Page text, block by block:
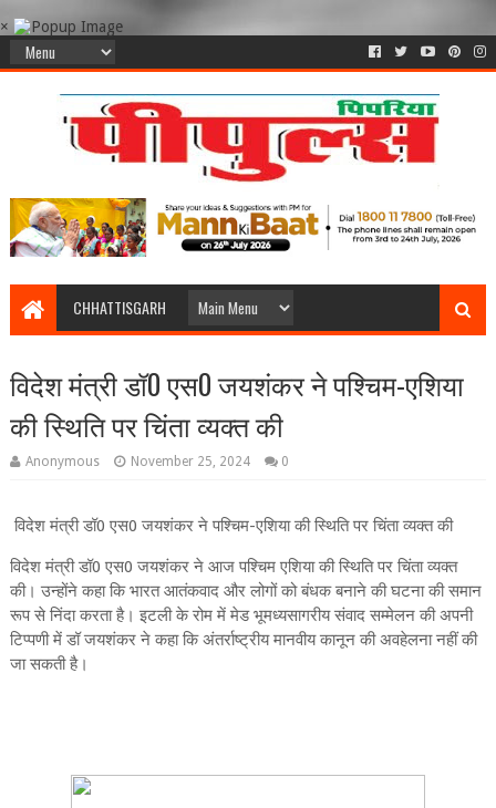
×
CHHATTISGARH
विदेश मंत्री डॉ0 एस0 जयशंकर ने पश्चिम-एशिया
की स्थिति पर चिंता व्‍यक्‍त की
Anonymous November 25, 2024 0
विदेश मंत्री डॉ0 एस0 जयशंकर ने पश्चिम-एशिया की स्थिति पर चिंता व्‍यक्‍त की
विदेश मंत्री डॉ0 एस0 जयशंकर ने आज पश्चिम एशिया की स्थिति पर चिंता व्‍यक्‍त
की। उन्‍होंने कहा कि भारत आतंकवाद और लोगों को बंधक बनाने की घटना की समान
रूप से निंदा करता है। इटली के रोम में मेड भूमध्‍यसागरीय संवाद सम्‍मेलन की अपनी
टिप्‍पणी में डॉ जयशंकर ने कहा कि अंतर्राष्‍ट्रीय मानवीय कानून की अवहेलना नहीं की
जा सकती है।